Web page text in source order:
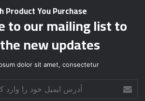
Product You Purchase
to our mailing list to
new updates!
dolor sit amet, consectetur.